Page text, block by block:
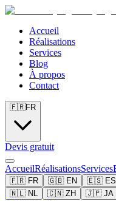
Accueil
Réalisations
Services
Blog
À propos
Contact
🇫🇷FR
Devis gratuit
AccueilRéalisationsServices
🇫🇷 FR 🇬🇧 EN 🇪🇸 ES
🇳🇱 NL 🇨🇳 ZH 🇯🇵 JA